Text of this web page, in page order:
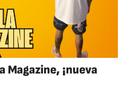
Magazine, ¡nueva